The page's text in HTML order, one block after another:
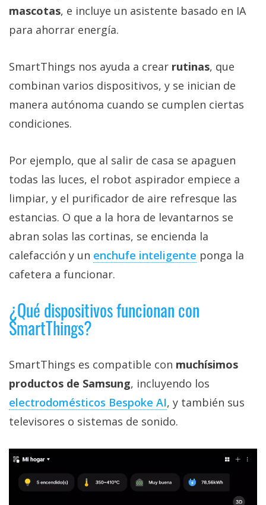
mascotas, e incluye un asistente basado en IA
para ahorrar energía.
SmartThings nos ayuda a crear rutinas, que
combinan varios dispositivos, y se inician de
manera autónoma cuando se cumplen ciertas
condiciones.
Por ejemplo, que al salir de casa se apaguen
todas las luces, el robot aspirador empiece a
limpiar, y el purificador de aire refresque las
estancias. O que a la hora de levantarnos se
abran solas las cortinas, se encienda la
calefacción y un enchufe inteligente‎ ponga la
cafetera a funcionar.
¿Qué dispositivos funcionan con
SmartThings?
SmartThings es compatible con muchísimos
productos de Samsung, incluyendo los
electrodomésticos Bespoke AI‎, y también sus
televisores o sistemas de sonido.